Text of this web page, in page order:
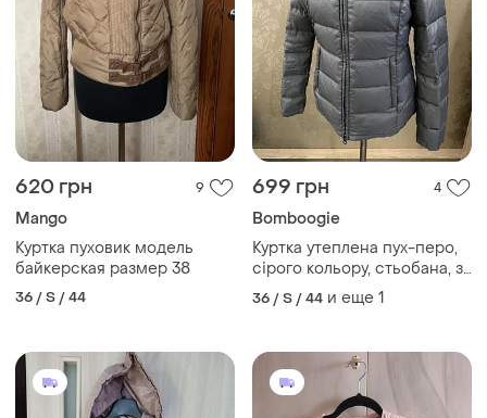
620 грн 9
Mango
Куртка пуховик модель
байкерская размер 38
36 / S / 44
699 грн 4
Bomboogie
Куртка утеплена пух-перо,
сірого кольору, стьобана, з
трендовим коміром-
стійкою, приталена, легка у
36 / S / 44 и еще 1